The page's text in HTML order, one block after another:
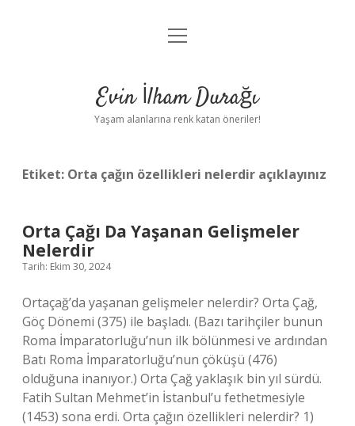
Anasayfa
Yasal Uyarı
menüyü
Evin İlham Durağı
Yaşam alanlarına renk katan öneriler!
Etiket: Orta çağın özellikleri nelerdir açıklayınız
Orta Çağı Da Yaşanan Gelişmeler
Nelerdir
Tarih: Ekim 30, 2024
Ortaçağ’da yaşanan gelişmeler nelerdir? Orta Çağ,
Göç Dönemi (375) ile başladı. (Bazı tarihçiler bunun
Roma İmparatorluğu’nun ilk bölünmesi ve ardından
Batı Roma İmparatorluğu’nun çöküşü (476)
olduğuna inanıyor.) Orta Çağ yaklaşık bin yıl sürdü.
Fatih Sultan Mehmet’in İstanbul’u fethetmesiyle
(1453) sona erdi. Orta çağın özellikleri nelerdir? 1)